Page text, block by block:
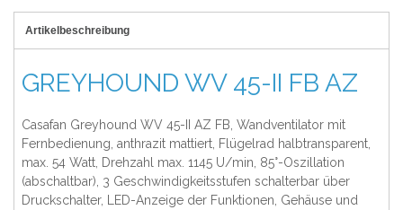
Artikelbeschreibung
GREYHOUND WV 45-II FB AZ
Casafan Greyhound WV 45-II AZ FB, Wandventilator mit
Fernbedienung, anthrazit mattiert, Flügelrad halbtransparent,
max. 54 Watt, Drehzahl max. 1145 U/min, 85°-Oszillation
(abschaltbar), 3 Geschwindigkeitsstufen schalterbar über
Druckschalter, LED-Anzeige der Funktionen, Gehäuse und